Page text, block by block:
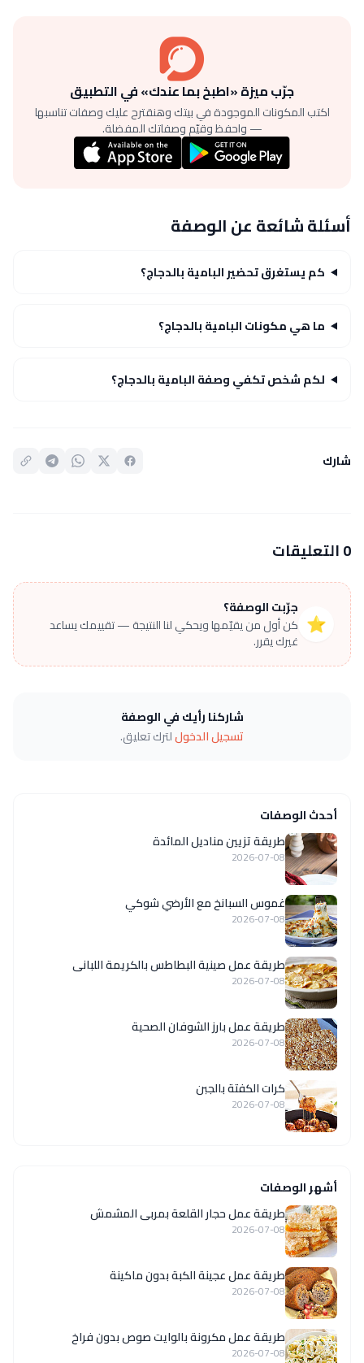
جرّب ميزة «اطبخ بما عندك» في التطبيق
اكتب المكونات الموجودة في بيتك وهنقترح عليك وصفات تناسبها
— واحفظ وقيّم وصفاتك المفضلة.
أسئلة شائعة عن الوصفة
كم يستغرق تحضير البامية بالدجاج؟
ما هي مكونات البامية بالدجاج؟
لكم شخص تكفي وصفة البامية بالدجاج؟
شارك
0 التعليقات
⭐
جرّبت الوصفة؟
كن أول من يقيّمها ويحكي لنا النتيجة — تقييمك يساعد
غيرك يقرر.
شاركنا رأيك في الوصفة
تسجيل الدخوللترك تعليق.
أحدث الوصفات
طريقة تزيين مناديل المائدة
2026-07-08
غموس السبانخ مع الأرضي شوكي
2026-07-08
طريقة عمل صينية البطاطس بالكريمة اللبانى
2026-07-08
طريقة عمل بارز الشوفان الصحية
2026-07-08
كرات الكفتة بالجبن
2026-07-08
أشهر الوصفات
طريقة عمل حجار القلعة بمربى المشمش
2026-07-08
طريقة عمل عجينة الكبة بدون ماكينة
2026-07-08
طريقة عمل مكرونة بالوايت صوص بدون فراخ
2026-07-08